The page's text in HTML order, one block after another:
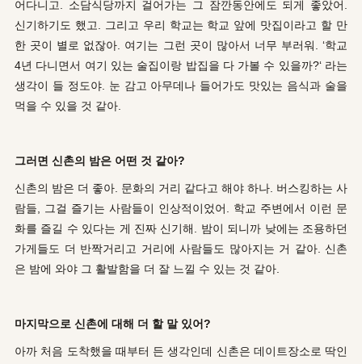
어다니고. 소담식당까지 걸어가는 그 잠깐동안에도 되게 좋았어.
신기하기도 했고. 그리고 우리 학교는 학교 앞에 맛집이라고 할 만
한 곳이 별로 없잖아. 여기는 그런 곳이 많아서 너무 부러워. ‘학교
4년 다니면서 여기 있는 술집이랑 밥집을 다 가볼 수 있을까?‘ 라는
생각이 들 정도야. 눈 감고 아무데나 들어가도 맛있는 음식과 술을
먹을 수 있을 것 같아.
그러면 신촌의 밤은 어떤 것 같아?
신촌의 밤은 더 좋아. 문화의 거리 같다고 해야 하나. 버스킹하는 사
람들, 그걸 즐기는 사람들이 인상적이었어. 학교 주변에서 이런 문
화를 즐길 수 있다는 게 진짜 신기해. 밤이 되니까 낮에는 조용하던
가게들도 더 반짝거리고 거리에 사람들도 많아지는 거 같아. 신촌
은 밤에 와야 그 활발함을 더 잘 느낄 수 있는 것 같아.
마지막으로 신촌에 대해 더 할 말 있어?
아까 처음 도착했을 때부터 든 생각인데 신촌은 데이트장소로 딱인